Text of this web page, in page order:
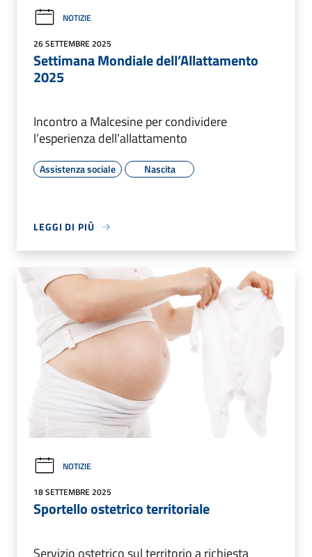
NOTIZIE
26 SETTEMBRE 2025
Settimana Mondiale dell’Allattamento
2025
Incontro a Malcesine per condividere
l’esperienza dell’allattamento
Assistenza sociale Nascita
LEGGI DI PIÙ
NOTIZIE
18 SETTEMBRE 2025
Sportello ostetrico territoriale